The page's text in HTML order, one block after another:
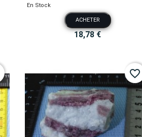
En Stock
ACHETER
18,78 €
favorite_border